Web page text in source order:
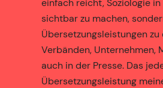
einfach reicht, Soziologie
sichtbar zu machen,
Übersetzungsleistungen
Verbänden, Unternehmen,
auch in der Presse. Das
Übersetzungsleistung